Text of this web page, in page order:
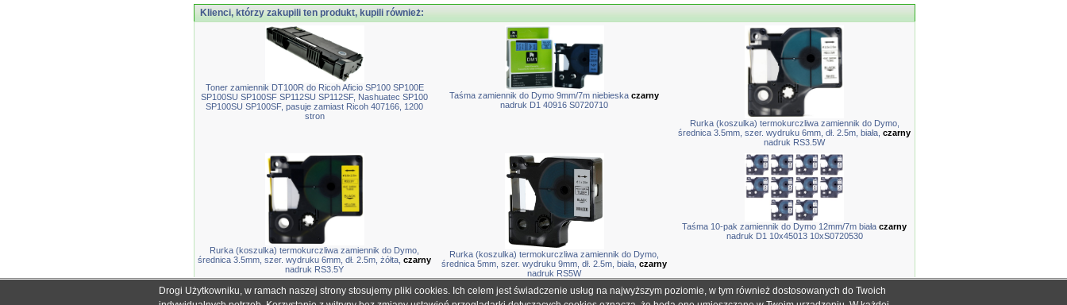
Klienci, którzy zakupili ten produkt, kupili również:
Toner zamiennik DT100R do Ricoh Aficio SP100 SP100E
SP100SU SP100SF SP112SU SP112SF, Nashuatec SP100
SP100SU SP100SF, pasuje zamiast Ricoh 407166, 1200
stron
Taśma zamiennik do Dymo 9mm/7m niebieska czarny
nadruk D1 40916 S0720710
Rurka (koszulka) termokurczliwa zamiennik do Dymo,
średnica 3.5mm, szer. wydruku 6mm, dł. 2.5m, biała, czarny
nadruk RS3.5W
Rurka (koszulka) termokurczliwa zamiennik do Dymo,
średnica 3.5mm, szer. wydruku 6mm, dł. 2.5m, żółta, czarny
nadruk RS3.5Y
Rurka (koszulka) termokurczliwa zamiennik do Dymo,
średnica 5mm, szer. wydruku 9mm, dł. 2.5m, biała, czarny
nadruk RS5W
Taśma 10-pak zamiennik do Dymo 12mm/7m biała czarny
nadruk D1 10x45013 10xS0720530
Wszystkie nazwy i znaki handlowe użyte na stronie sklepu dobretonery.pl są znakami zastrzeżonymi dla ich właścicieli i zostały użyte wyłącznie w celach informacyjnych dla określenia kompatybilności produktów.
Drogi Użytkowniku, w ramach naszej strony stosujemy pliki cookies. Ich celem jest świadczenie usług na najwyższym poziomie, w tym również dostosowanych do Twoich